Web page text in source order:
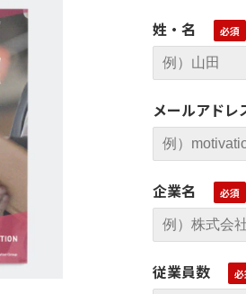
姓・名
メールアドレ
企業名
従業員数